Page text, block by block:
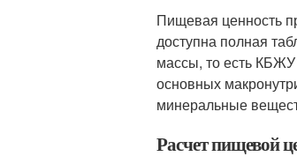
Пищевая ценность
доступна полная
массы, то есть КБЖУ
основных
минеральные
Расчет пищевой